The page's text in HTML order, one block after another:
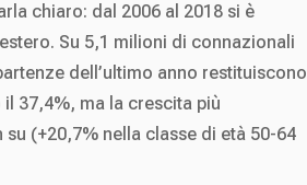
chiaro: dal 2006 al 2018 si è
Su 5,1 milioni di connazionali
dell’ultimo anno restituiscono
37,4%, ma la crescita più
(+20,7% nella classe di età 50-64